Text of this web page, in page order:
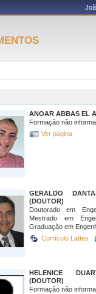
ANOAR ABBAS EL
Formação não
Ver página
GERALDO
(DOUTOR)
Doutorado em
Mestrado em
Graduação em
Currículo Lattes
HELENICE
(DOUTOR)
Formação não